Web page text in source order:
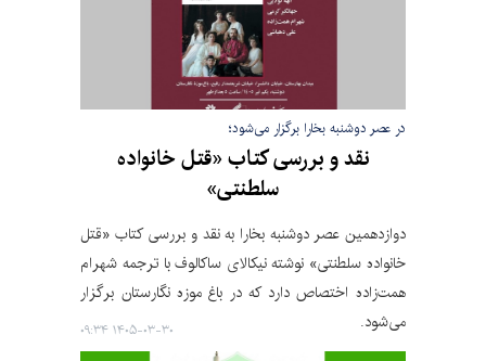
در عصر دوشنبه بخارا برگزار می‌شود؛
نقد و بررسی کتاب «قتل خانواده
سلطنتی»
دوازدهمین عصر دوشنبه بخارا به نقد و بررسی کتاب «قتل
خانواده سلطنتی» نوشته نیکالای ساکالوف با ترجمه شهرام
همت‏‌زاده اختصاص دارد که در باغ موزه نگارستان برگزار
می‌شود.
۱۴۰۵-۰۳-۳۰ ۰۹:۳۴